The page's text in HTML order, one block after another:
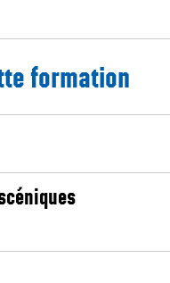
formation